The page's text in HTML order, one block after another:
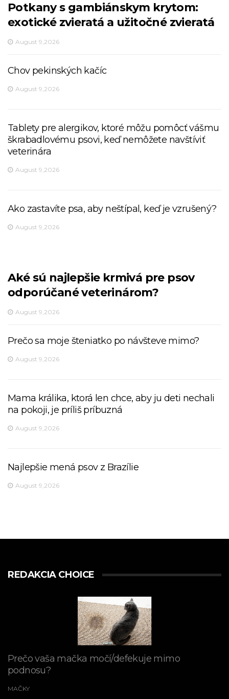
Potkany s gambiánskym krytom:
exotické zvieratá a užitočné zvieratá
August 9,2026
Chov pekinských kačíc
August 9,2026
Tablety pre alergikov, ktoré môžu pomôcť vášmu
škrabadlovému psovi, keď nemôžete navštíviť
veterinára
August 9,2026
Ako zastavíte psa, aby neštípal, keď je vzrušený?
August 9,2026
Aké sú najlepšie krmivá pre psov
odporúčané veterinárom?
August 9,2026
Prečo sa moje šteniatko po návšteve mimo?
August 9,2026
Mama králika, ktorá len chce, aby ju deti nechali
na pokoji, je príliš príbuzná
August 9,2026
Najlepšie mená psov z Brazílie
August 9,2026
REDAKCIA CHOICE
Prečo vaša mačka močí/defekuje mimo
podnosu?
MAČKY